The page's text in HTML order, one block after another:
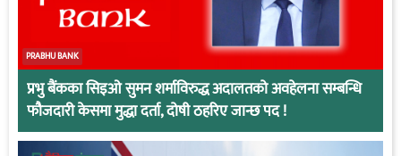
PRABHU BANK
प्रभु बैंकका सिइओ सुमन शर्माविरुद्ध अदालतको अवहेलना सम्बन्धि
फौजदारी केसमा मुद्धा दर्ता, दोषी ठहरिए जान्छ पद !